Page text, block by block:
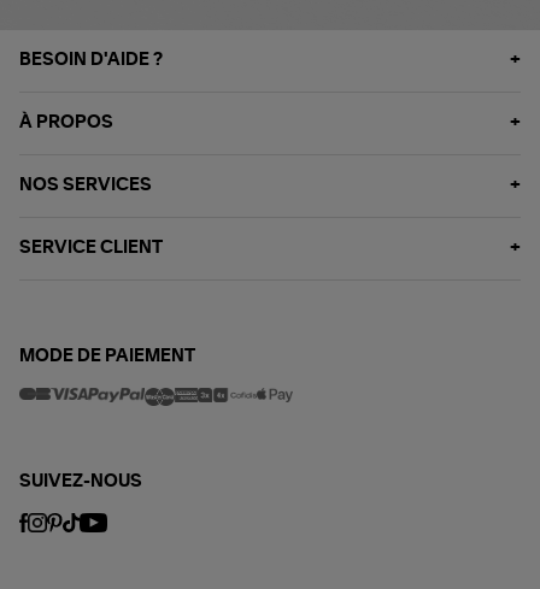
BESOIN D'AIDE ?
À PROPOS
NOS SERVICES
SERVICE CLIENT
MODE DE PAIEMENT
SUIVEZ-NOUS